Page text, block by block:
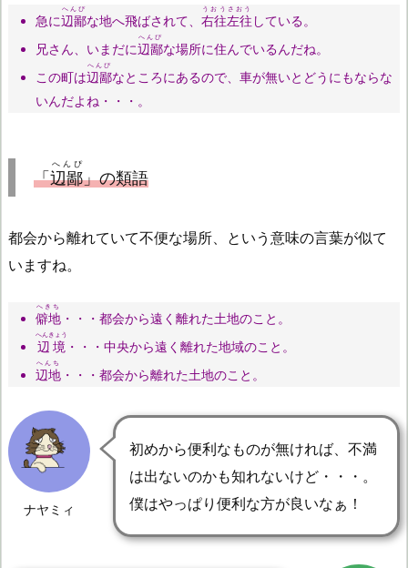
急に辺鄙
へんぴ
な地へ飛ばされて、 右往左往
うおうさおう
している。
兄さん、いまだに辺鄙
へんぴ
な場所に住んでいるんだね。
この町は辺鄙
へんぴ
なところにあるので、車が無いとどうにもならな
いんだよね・・・。
「辺鄙
へんぴ
」の類語
都会から離れていて不便な場所、という意味の言葉が似て
いますね。
僻地
へきち
・・・都会から遠く離れた土地のこと。
辺境
へんきょう
・・・中央から遠く離れた地域のこと。
辺地
へんち
・・・都会から離れた土地のこと。
ナヤミィ
初めから便利なものが無ければ、不満
は出ないのかも知れないけど・・・。
僕はやっぱり便利な方が良いなぁ！